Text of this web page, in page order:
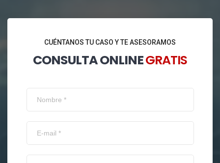
CUÉNTANOS TU CASO Y TE ASESORAMOS
CONSULTA ONLINEGRATIS